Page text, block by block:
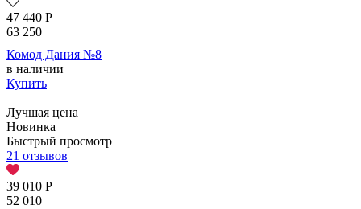
47 440 Р
63 250
Комод Дания №8
в наличии
Купить
Лучшая цена
Новинка
Быстрый просмотр
21 отзывов
39 010 Р
52 010